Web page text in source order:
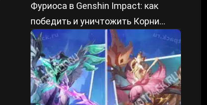
Фуриоса в Genshin Impact: как
победить и уничтожить Корни
преграды